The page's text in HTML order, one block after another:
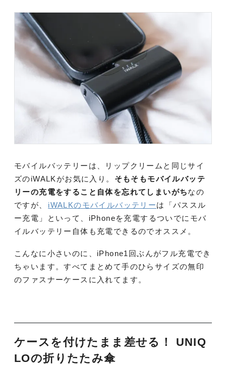
モバイルバッテリーは、リップクリームと同じサイ
ズのiWALKがお気に入り。 そもそもモバイルバッテ
リーの充電をすること自体を忘れてしまいがちなの
ですが、
iWALKのモバイルバッテリーは「パススル
ー充電」といって、iPhoneを充電するついでにモバ
イルバッテリー自体も充電できるのでオススメ。
こんなに小さいのに、iPhone1回ぶんがフル充電でき
ちゃいます。すべてまとめて手のひらサイズの無印
のファスナーケースに入れてます。
ケースを付けたまま差せる！ UNIQ
LOの折りたたみ傘